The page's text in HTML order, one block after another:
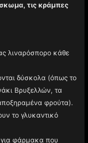
τις κράμπες
λιναρόσπορο κάθε
δύσκολα (όπως το
Βρυξελλών, τα
φρούτα).
το γλυκαντικό
φάρμακα που